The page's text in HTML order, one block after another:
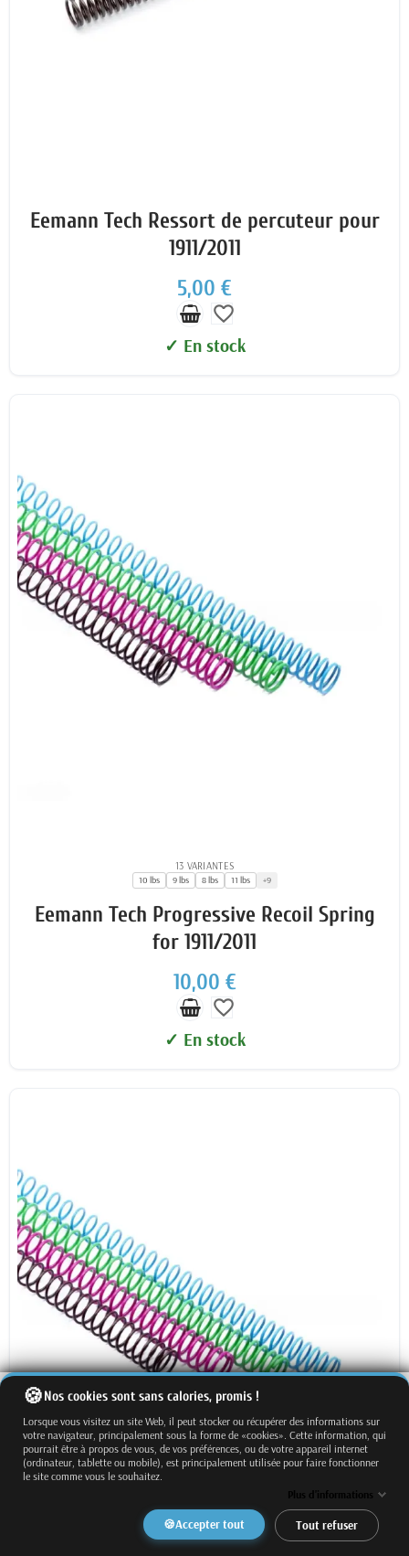
Eemann Tech Ressort de percuteur pour
1911/2011
5,00 €
favorite_border
✓ En stock
13 VARIANTES
10 lbs 9 lbs 8 lbs 11 lbs +9
Eemann Tech Progressive Recoil Spring
for 1911/2011
10,00 €
favorite_border
✓ En stock
Nos cookies sont sans calories, promis !
Lorsque vous visitez un site Web, il peut stocker ou récupérer des informations sur
votre navigateur, principalement sous la forme de «cookies». Cette information, qui
pourrait être à propos de vous, de vos préférences, ou de votre appareil internet
(ordinateur, tablette ou mobile), est principalement utilisée pour faire fonctionner
le site comme vous le souhaitez.
Plus d'informations
Accepter tout Tout refuser